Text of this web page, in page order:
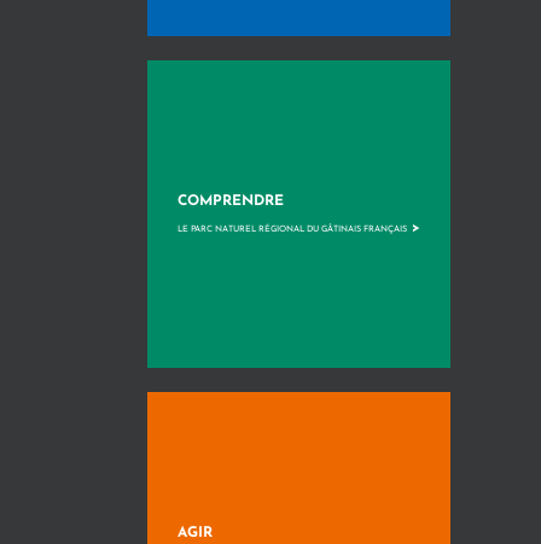
COMPRENDRE
LE PARC NATUREL RÉGIONAL DU GÂTINAIS FRANÇAIS >
AGIR